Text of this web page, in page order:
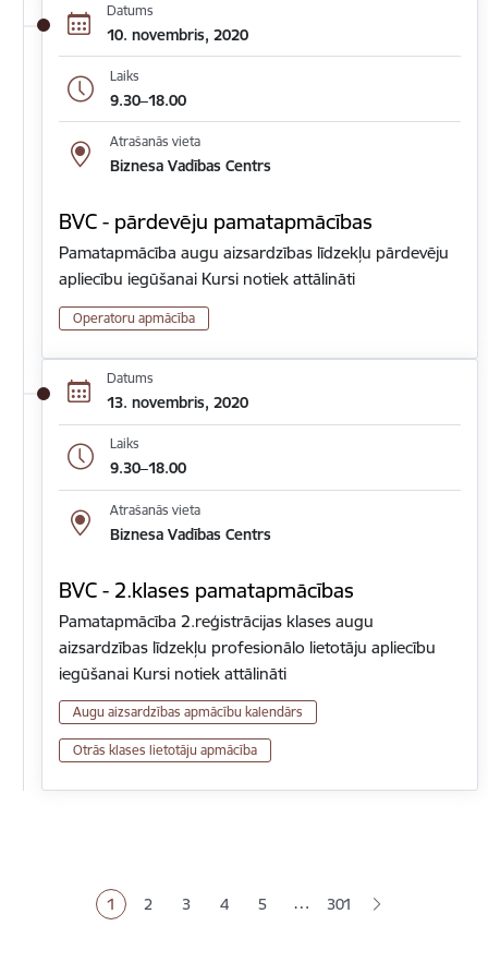
Datums
10. novembris, 2020
Laiks
9.30–18.00
Atrašanās vieta
Biznesa Vadības Centrs
BVC - pārdevēju pamatapmācības
Pamatapmācība augu aizsardzības līdzekļu pārdevēju
apliecību iegūšanai Kursi notiek attālināti
Operatoru apmācība
Datums
13. novembris, 2020
Laiks
9.30–18.00
Atrašanās vieta
Biznesa Vadības Centrs
BVC - 2.klases pamatapmācības
Pamatapmācība 2.reģistrācijas klases augu
aizsardzības līdzekļu profesionālo lietotāju apliecību
iegūšanai Kursi notiek attālināti
Augu aizsardzības apmācību kalendārs
Otrās klases lietotāju apmācība
Pašreizējā lapa
1 Lapa
2 Lapa
3 Lapa
4 Lapa
5 … 301